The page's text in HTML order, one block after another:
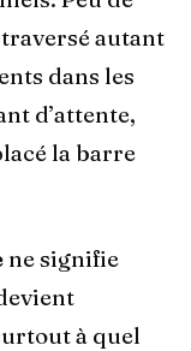
autant
dans les
d’attente,
la barre
ne signifie
à quel